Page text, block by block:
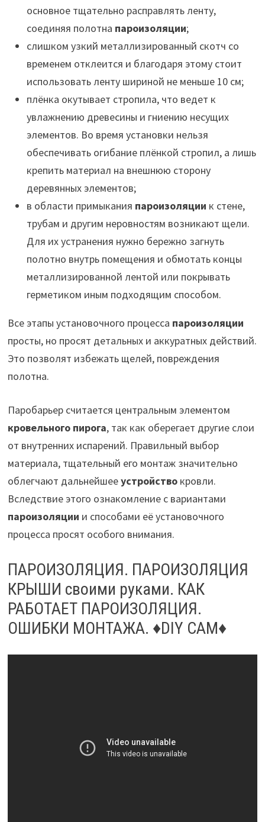
основное тщательно расправлять ленту,
соединяя полотна пароизоляции;
слишком узкий металлизированный скотч со
временем отклеится и благодаря этому стоит
использовать ленту шириной не меньше 10 см;
плёнка окутывает стропила, что ведет к
увлажнению древесины и гниению несущих
элементов. Во время установки нельзя
обеспечивать огибание плёнкой стропил, а лишь
крепить материал на внешнюю сторону
деревянных элементов;
в области примыкания пароизоляции к стене,
трубам и другим неровностям возникают щели.
Для их устранения нужно бережно загнуть
полотно внутрь помещения и обмотать концы
металлизированной лентой или покрывать
герметиком иным подходящим способом.
Все этапы установочного процесса пароизоляции
просты, но просят детальных и аккуратных действий.
Это позволят избежать щелей, повреждения
полотна.
Паробарьер считается центральным элементом
кровельного пирога, так как оберегает другие слои
от внутренних испарений. Правильный выбор
материала, тщательный его монтаж значительно
облегчают дальнейшееустройствокровли.
Вследствие этого ознакомление с вариантами
пароизоляции и способами её установочного
процесса просят особого внимания.
ПАРОИЗОЛЯЦИЯ. ПАРОИЗОЛЯЦИЯ
КРЫШИ своими руками. КАК
РАБОТАЕТ ПАРОИЗОЛЯЦИЯ.
ОШИБКИ МОНТАЖА. ♦DIY CAM♦